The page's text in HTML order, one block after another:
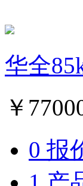
华全
￥
0 报